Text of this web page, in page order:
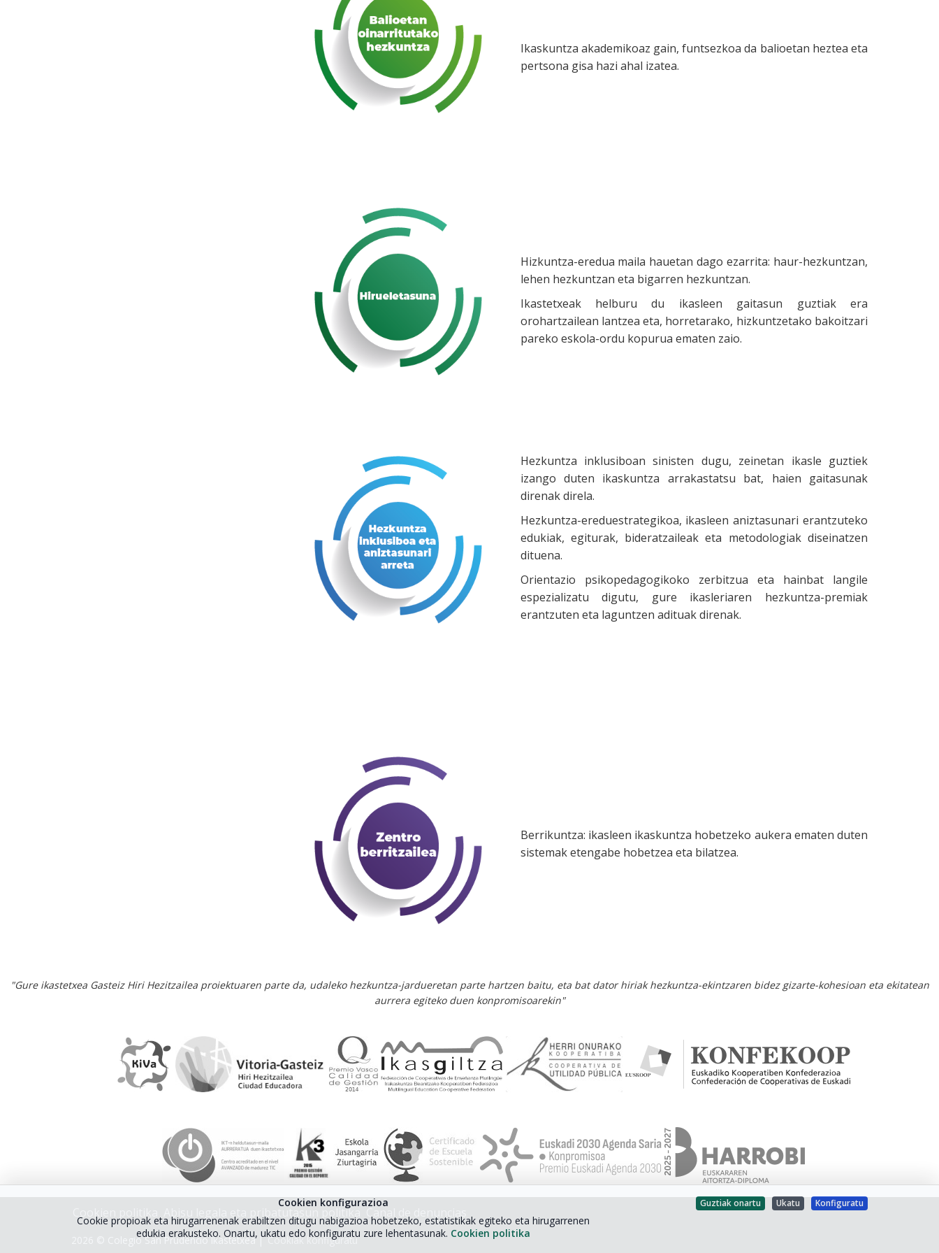
Ikaskuntza akademikoaz gain, funtsezkoa da balioetan heztea eta
pertsona gisa hazi ahal izatea.
Hizkuntza-eredua maila hauetan dago ezarrita: haur-hezkuntzan,
lehen hezkuntzan eta bigarren hezkuntzan.
Ikastetxeak helburu du ikasleen gaitasun guztiak era
orohartzailean lantzea eta, horretarako, hizkuntzetako bakoitzari
pareko eskola-ordu kopurua ematen zaio.
Hezkuntza inklusiboan sinisten dugu, zeinetan ikasle guztiek
izango duten ikaskuntza arrakastatsu bat, haien gaitasunak
direnak direla.
Hezkuntza-ereduestrategikoa, ikasleen aniztasunari erantzuteko
edukiak, egiturak, bideratzaileak eta metodologiak diseinatzen
dituena.
Orientazio psikopedagogikoko zerbitzua eta hainbat langile
espezializatu digutu, gure ikasleriaren hezkuntza-premiak
erantzuten eta laguntzen adituak direnak.
Berrikuntza: ikasleen ikaskuntza hobetzeko aukera ematen duten
sistemak etengabe hobetzea eta bilatzea.
"Gure ikastetxea Gasteiz Hiri Hezitzailea proiektuaren parte da, udaleko hezkuntza-jardueretan parte hartzen baitu, eta bat dator hiriak hezkuntza-ekintzaren bidez gizarte-kohesioan eta ekitatean
aurrera egiteko duen konpromisoarekin"
Abisu legala eta pribatutasun politika
2026 © Colegio San Prudencio Ikastetxea | Cookiak konfiguratu
Cookien konfigurazioa
Cookie propioak eta hirugarrenenak erabiltzen ditugu nabigazioa hobetzeko, estatistikak egiteko eta hirugarrenen
edukia erakusteko. Onartu, ukatu edo konfiguratu zure lehentasunak. Cookien politika
Guztiak onartu Ukatu Konfiguratu